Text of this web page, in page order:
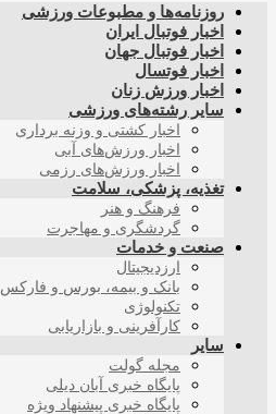
روزنامه‌ها و مطبوعات ورزشی
اخبار فوتبال ایران
اخبار فوتبال جهان
اخبار فوتسال
اخبار ورزش زنان
سایر رشته‌های ورزشی
اخبار کشتی و وزنه برداری
اخبار ورزش‌های آبی
اخبار ورزش‌های رزمی
تغذیه، پزشکی، سلامت
فرهنگ و هنر
گردشگری و مهاجرت
صنعت و خدمات
ارزدیجیتال
بانک و بیمه، بورس و فارکس
تکنولوژی
کارآفرینی و بازاریابی
سایر
مجله گولت
پایگاه خبری آبان دیلی
پایگاه خبری پیشنهاد ویژه